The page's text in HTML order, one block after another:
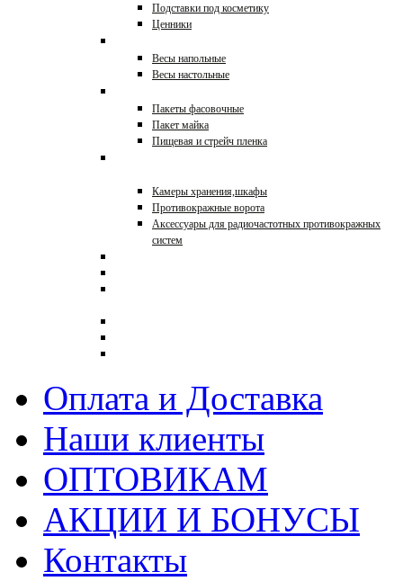
Подставки под косметику
Ценники
Весы напольные
Весы настольные
Пакеты фасовочные
Пакет майка
Пищевая и стрейч пленка
Камеры хранения,шкафы
Противокражные ворота
Аксессуары для радиочастотных противокражных
систем
Оплата и Доставка
Наши клиенты
ОПТОВИКАМ
АКЦИИ И БОНУСЫ
Контакты